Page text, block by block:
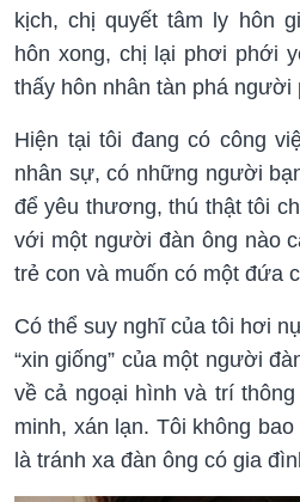
kịch, chị quyết tâm ly hôn
hôn xong, chị lại phơi phới
thấy hôn nhân tàn phá
Hiện tại tôi đang có công
nhân sự, có những người
để yêu thương, thú thật tôi
với một người đàn ông nào
trẻ con và muốn có một đứa
Có thể suy nghĩ của tôi hơi
“xin giống” của một người
về cả ngoại hình và trí
minh, xán lạn. Tôi không
là tránh xa đàn ông có gia